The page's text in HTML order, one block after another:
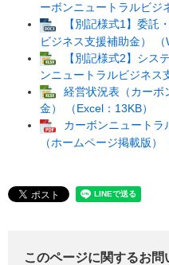
ーボンニュートラルビジ
【別記様式1】委託
ビジネス支援補助金） （
【別記様式2】シス
ンニュートラルビジネス
経営状況表（カーボ
金） （Excel：13KB）
カーボンニュートラ
（ホームページ掲載版）
このページに関するお問